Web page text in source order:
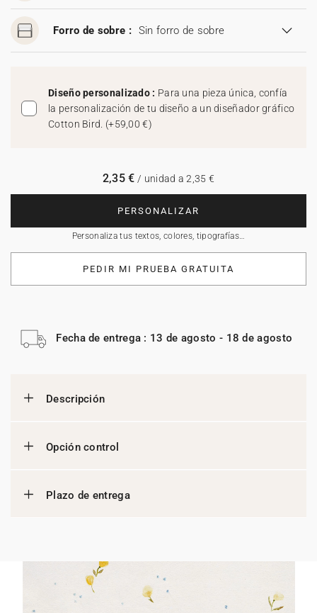
Forro de sobre : Sin forro de sobre
Diseño personalizado : Para una pieza única, confía
la personalización de tu diseño a un diseñador gráfico
Cotton Bird. (+59,00 €)
PERSONALIZAR
Personaliza tus textos, colores, tipografías…
2,35 € / unidad a 2,35 €
PEDIR MI PRUEBA GRATUITA
Fecha de entrega : 13 de agosto - 18 de agosto
Descripción
Opción control
Plazo de entrega